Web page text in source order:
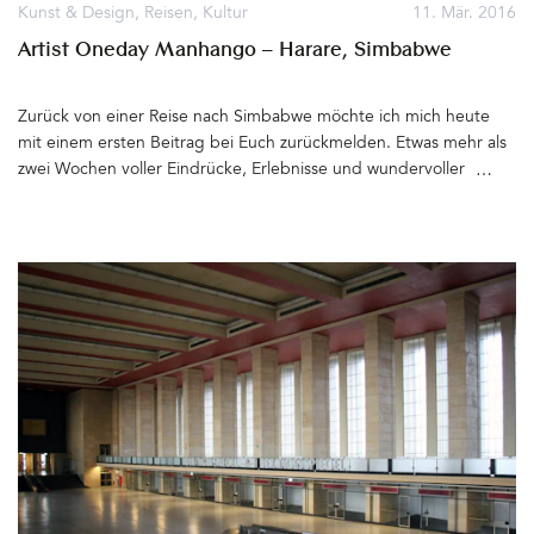
Ansprechpartner: Mika C. Nixdorf und Tim Felix Dreske&hellip
11. Mär. 2016
Kunst & Design, Reisen, Kultur
Artist Oneday Manhango – Harare, Simbabwe
Zurück von einer Reise nach Simbabwe möchte ich mich heute
mit einem ersten Beitrag bei Euch zurückmelden. Etwas mehr als
zwei Wochen voller Eindrücke, Erlebnisse und wundervoller
uns ihre vorläufige Heimat in so vielen Facetten nahe, dass ich
nicht weiß, wo ich mit den Erzählungen beginnen soll. Fest steht –
Bis vor kurzem hatte ich unter Simbabwe ein Land im Kopf, das
von einem Despoten regiert wird, wo Wirtschaftskrise, Dürre und
Armut herrschen und tausende weiße Farmer oder
Großgrundbesitzer seit dem Jahr 2000 enteignet wurden… Nun
hatten wir die Chance, uns selbst einen (zu kurzen) Eindruck von
der ehemaligen Kornkammer Afrikas und bis 1980 Kolonialmacht
Rhodesien zu verschaffen. Wir diskutierten viele Abende lang
über die schwierige politische Situation des Mugabe-Landes,